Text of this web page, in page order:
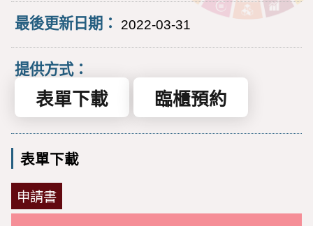
最後更新日期： 2022-03-31
提供方式：
表單下載 臨櫃預約
表單下載
申請書